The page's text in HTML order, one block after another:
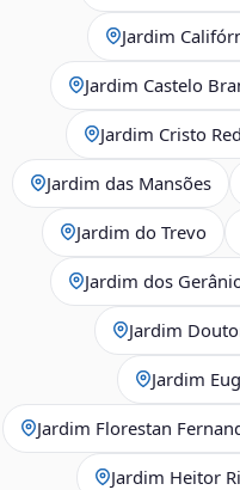
Jardim
Jardim Castelo
Jardim Cristo
Jardim das Mansões
Jardim do Trevo
Jardim dos
Jardim
Jardim
Jardim Florestan
Jardim Heitor